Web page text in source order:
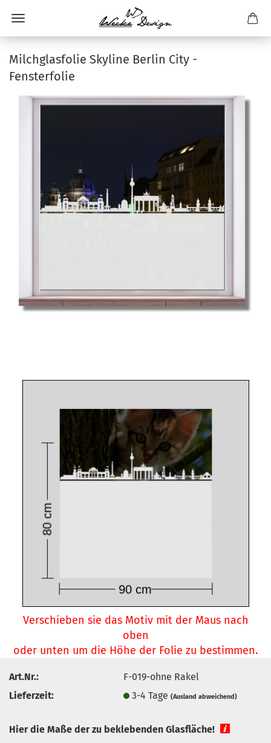
Milchglasfolie Skyline Berlin City -
Fensterfolie
Verschieben sie das Motiv mit der Maus nach
oben
oder unten um die Höhe der Folie zu bestimmen.
Art.Nr.:
F-019-ohne Rakel
Lieferzeit:
3-4 Tage(Ausland abweichend)
Hier die Maße der zu beklebenden Glasfläche!